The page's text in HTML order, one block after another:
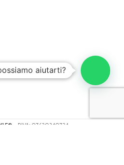
- P.IVA: 07620340724
aiutarti?